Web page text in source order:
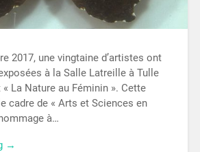
2017, une vingtaine d’artistes ont
à la Salle Latreille à Tulle
« La Nature au Féminin ». Cette
cadre de « Arts et Sciences en
à…
→